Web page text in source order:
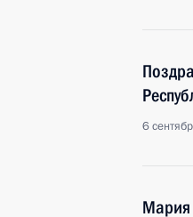
6
Мария